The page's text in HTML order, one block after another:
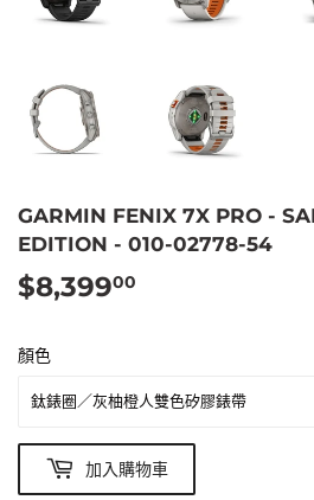
GARMIN FENIX 7X PRO -
EDITION - 010-02778-54
$8,39900
顏色
加入購物車